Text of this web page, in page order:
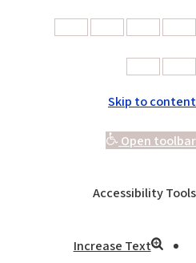
Skip to content
Open toolbar
Accessibility Tools
Increase Text